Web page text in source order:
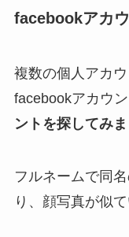
facebookアカ
複数の個人アカ
facebookアカウン
ントを探してみ
フルネームで同
り、顔写真が似